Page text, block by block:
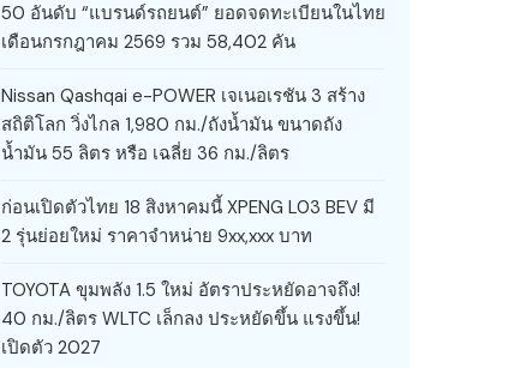
50 อันดับ “แบรนด์รถยนต์” ยอดจดทะเบียนในไทย
เดือนกรกฎาคม 2569 รวม 58,402 คัน
Nissan Qashqai e-POWER เจเนอเรชัน 3 สร้าง
สถิติโลก วิ่งไกล 1,980 กม./ถังน้ำมัน ขนาดถัง
น้ำมัน 55 ลิตร หรือ เฉลี่ย 36 กม./ลิตร
ก่อนเปิดตัวไทย 18 สิงหาคมนี้ XPENG L03 BEV มี
2 รุ่นย่อยใหม่ ราคาจำหน่าย 9xx,xxx บาท
TOYOTA ขุมพลัง 1.5 ใหม่ อัตราประหยัดอาจถึง!
40 กม./ลิตร WLTC เล็กลง ประหยัดขึ้น แรงขึ้น!
เปิดตัว 2027